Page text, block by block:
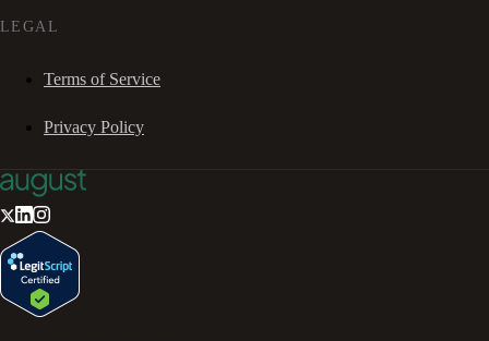
LEGAL
Terms of Service
Privacy Policy